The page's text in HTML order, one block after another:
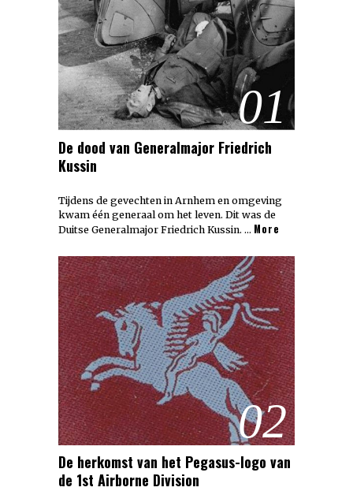
01
De dood van Generalmajor Friedrich
Kussin
Tijdens de gevechten in Arnhem en omgeving
kwam één generaal om het leven. Dit was de
Duitse Generalmajor Friedrich Kussin. … More
02
De herkomst van het Pegasus-logo van
de 1st Airborne Division